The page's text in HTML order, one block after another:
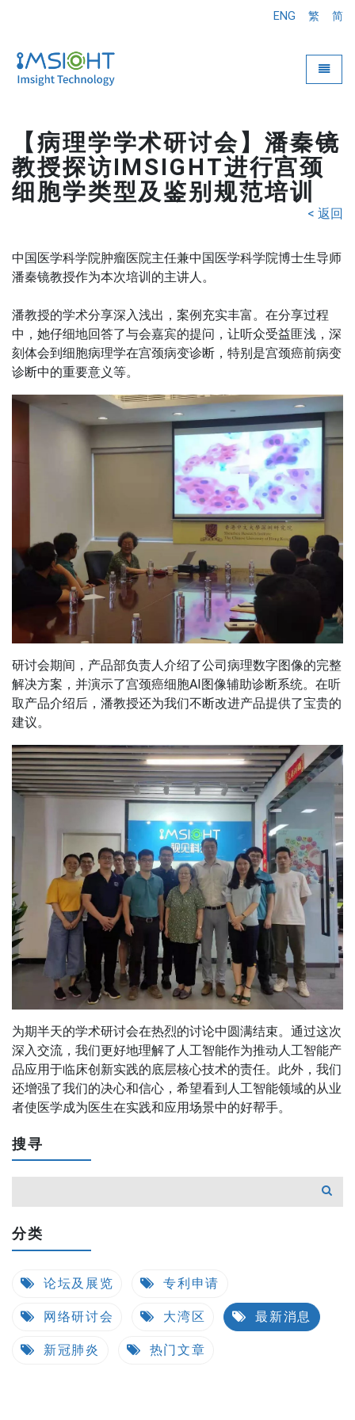
ENG 繁 简
【病理学学术研讨会】潘秦镜
教授探访IMSIGHT进行宫颈
细胞学类型及鉴别规范培训
< 返回
中国医学科学院肿瘤医院主任兼中国医学科学院博士生导师
潘秦镜教授作为本次培训的主讲人。
潘教授的学术分享深入浅出，案例充实丰富。在分享过程
中，她仔细地回答了与会嘉宾的提问，让听众受益匪浅，深
刻体会到细胞病理学在宫颈病变诊断，特别是宫颈癌前病变
诊断中的重要意义等。
研讨会期间，产品部负责人介绍了公司病理数字图像的完整
解决方案，并演示了宫颈癌细胞AI图像辅助诊断系统。在听
取产品介绍后，潘教授还为我们不断改进产品提供了宝贵的
建议。
为期半天的学术研讨会在热烈的讨论中圆满结束。通过这次
深入交流，我们更好地理解了人工智能作为推动人工智能产
品应用于临床创新实践的底层核心技术的责任。此外，我们
还增强了我们的决心和信心，希望看到人工智能领域的从业
者使医学成为医生在实践和应用场景中的好帮手。
搜寻
分类
论坛及展览 专利申请
网络研讨会 大湾区 最新消息
新冠肺炎 热门文章